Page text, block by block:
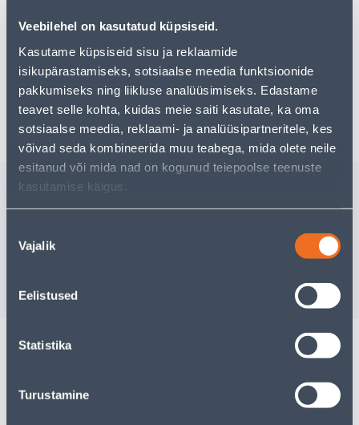
Veebilehel on kasutatud küpsiseid.
Kasutame küpsiseid sisu ja reklaamide
isikupärastamiseks, sotsiaalse meedia funktsioonide
pakkumiseks ning liikluse analüüsimiseks. Edastame
teavet selle kohta, kuidas meie saiti kasutate, ka oma
sotsiaalse meedia, reklaami- ja analüüsipartneritele, kes
võivad seda kombineerida muu teabega, mida olete neile
esitanud või mida nad on kogunud teiepoolse teenuste
kasutamise käigus.
valik
Vajalik
Eelistused
Statistika
Turustamine
функцию поиска, чтобы найти еще более приятные
Доставка невозможна
Похожие продукты
TURVA NOKAMÜTS
5.32 €
для
клиента